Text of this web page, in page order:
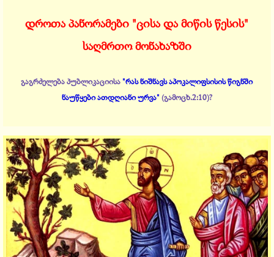
დროთა პანორამები "ცისა და მიწის წესის"
საღმრთო მონახაზში
გაგრძელება პუბლიკაციისა "რას ნიშნავს აპოკალიფსისის წიგნში
ნაუწყები ათდღიანი ურვა" (გამოცხ.2:10)?